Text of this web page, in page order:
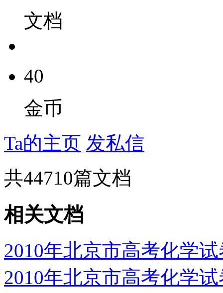
文档
40
金币
Ta的主页 发私信
共44710篇文档
相关文档
2010年北京市高考化学
2010年北京市高考化学